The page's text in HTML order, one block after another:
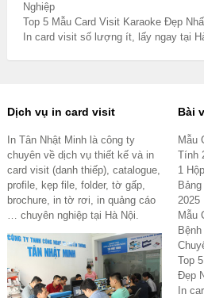
Nghiệp
Top 5 Mẫu Card Visit Karaoke Đẹp
In card visit số lượng ít, lấy ngay tại
Dịch vụ in card visit
In Tân Nhật Minh là công ty
chuyên về dịch vụ thiết kế và in
card visit (danh thiếp), catalogue,
profile, kẹp file, folder, tờ gấp,
brochure, in tờ rơi, in quảng cáo
… chuyên nghiệp tại Hà Nội.
Bài
Mẫu
Tính
1
2025
Mẫu
Top
Đẹp
In